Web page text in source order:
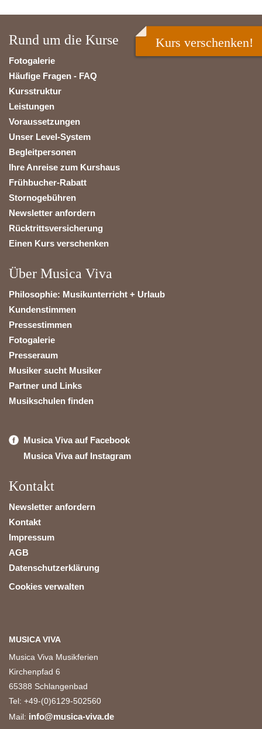
Rund um die Kurse
Fotogalerie
Häufige Fragen - FAQ
Kursstruktur
Leistungen
Voraussetzungen
Unser Level-System
Begleitpersonen
Ihre Anreise zum Kurshaus
Frühbucher-Rabatt
Stornogebühren
Newsletter anfordern
Rücktrittsversicherung
Einen Kurs verschenken
Über Musica Viva
Philosophie: Musikunterricht + Urlaub
Kundenstimmen
Pressestimmen
Fotogalerie
Presseraum
Musiker sucht Musiker
Partner und Links
Musikschulen finden
Musica Viva auf Facebook
Musica Viva auf Instagram
Kontakt
Newsletter anfordern
Kontakt
Impressum
AGB
Datenschutzerklärung
Cookies verwalten
MUSICA VIVA
Musica Viva Musikferien
Kirchenpfad 6
65388 Schlangenbad
Tel: +49-(0)6129-502560
Mail: info@musica-viva.de
Kurs verschenken!